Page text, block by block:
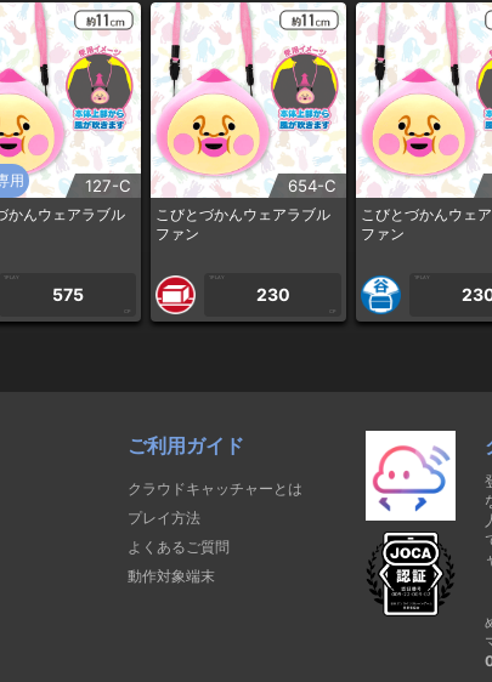
用 127-C
かんウェアラブル
1PLAY
575
CP
654-C
こびとづかんウェアラブル
ファン
1PLAY
230
CP
こびとづかんウェ
ファン
1PLAY
ご利用ガイド
クラウドキャッチャーとは
プレイ方法
よくあるご質問
動作対象端末